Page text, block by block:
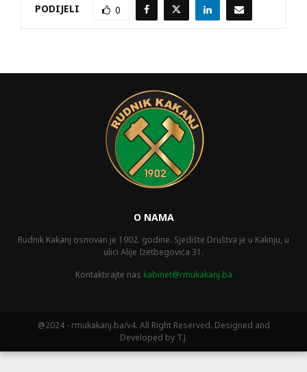
PODIJELI 0
O NAMA
Rudnik Kakanj osnovan je 1902. godine. Sjedište Društva je u Kaknju, u
ulici Alije Izetbegovića 31.
Kontaktirajte nas kabinet@rmukakanj.ba
@2024 - rmukakanj.ba/v4. All Right Reserved. Designed and
Developed by T.J.